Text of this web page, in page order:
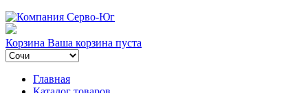
Корзина Ваша корзина пуста
Главная